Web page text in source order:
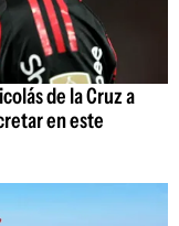
de la Cruz a
en este